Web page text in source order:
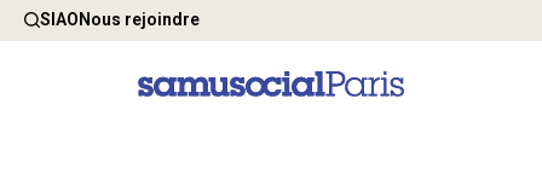
SIAONous rejoindre